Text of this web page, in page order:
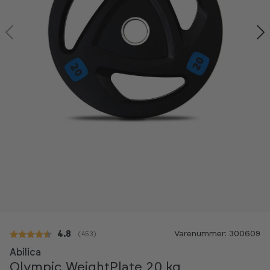
Gennemsnitlig vurdering:
4.8 ( stemmer:
453 ) Varenummer: 300609
Abilica